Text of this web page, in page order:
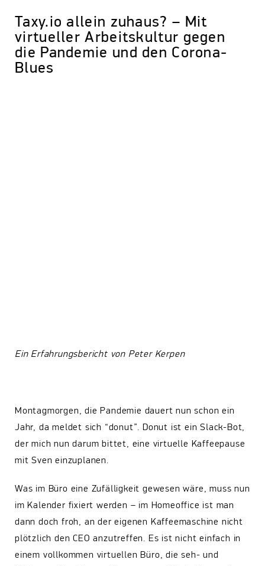
Taxy.io allein zuhaus? – Mit
virtueller Arbeitskultur gegen
die Pandemie und den Corona-
Blues
Ein Erfahrungsbericht von Peter Kerpen
Montagmorgen, die Pandemie dauert nun schon ein
Jahr, da meldet sich “donut”. Donut ist ein Slack-Bot,
der mich nun darum bittet, eine virtuelle Kaffeepause
mit Sven einzuplanen.
Was im Büro eine Zufälligkeit gewesen wäre, muss nun
im Kalender fixiert werden – im Homeoffice ist man
dann doch froh, an der eigenen Kaffeemaschine nicht
plötzlich den CEO anzutreffen. Es ist nicht einfach in
einem vollkommen virtuellen Büro, die seh- und